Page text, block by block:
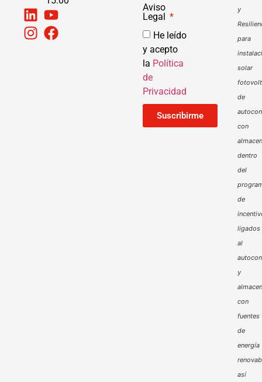
Aviso
Legal
He leído
y acepto
la Política
de
Privacidad
Suscribirme
y
para
solar
de
con
dentro
del
de
ligados
al
y
con
fuentes
de
energía
así